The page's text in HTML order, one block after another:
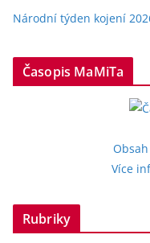
Národní týden kojení
Časopis MaMiTa
Více
Rubriky